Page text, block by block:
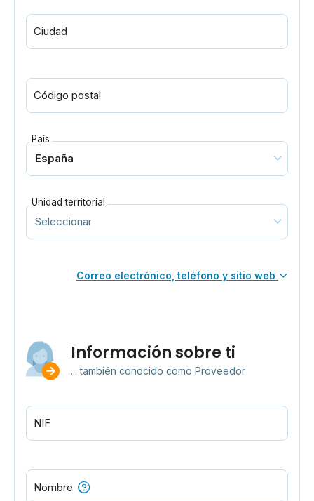
Ciudad
Código postal
País
Unidad territorial
Correo electrónico, teléfono y sitio web
Información sobre ti
... también conocido como Proveedor
NIF
Nombre